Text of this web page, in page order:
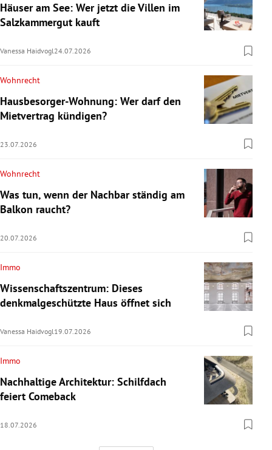
Häuser am See: Wer jetzt die Villen im
Salzkammergut kauft
Vanessa Haidvogl24.07.2026
Wohnrecht
Hausbesorger-Wohnung: Wer darf den
Mietvertrag kündigen?
23.07.2026
Wohnrecht
Was tun, wenn der Nachbar ständig am
Balkon raucht?
20.07.2026
Immo
Wissenschaftszentrum: Dieses
denkmalgeschützte Haus öffnet sich
Vanessa Haidvogl 19.07.2026
Immo
Nachhaltige Architektur: Schilfdach
feiert Comeback
18.07.2026